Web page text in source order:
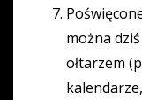
można
ołtarzem